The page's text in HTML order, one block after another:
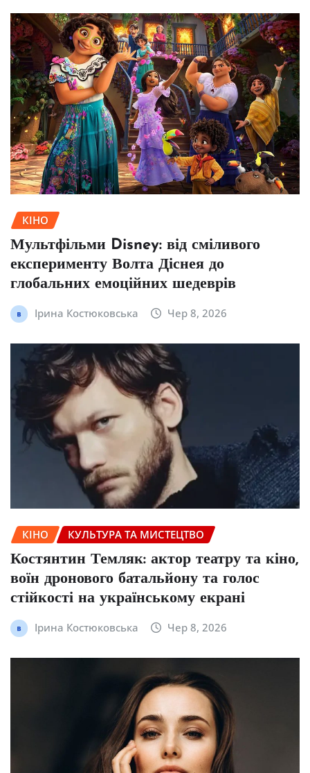
КІНО
Мультфільми Disney: від сміливого
експерименту Волта Діснея до
глобальних емоційних шедеврів
Ірина Костюковська Чер 8, 2026
КІНО КУЛЬТУРА ТА МИСТЕЦТВО
Костянтин Темляк: актор театру та кіно,
воїн дронового батальйону та голос
стійкості на українському екрані
Ірина Костюковська Чер 8, 2026